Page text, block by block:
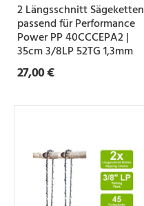
2 Längsschnitt Sägeketten
passend für Performance
Power PP 40CCCEPA2 |
35cm 3/8LP 52TG 1,3mm
27,00 €